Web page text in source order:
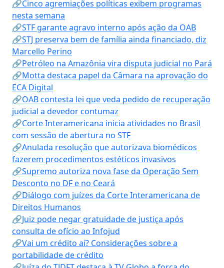
🔗Cinco agremiações políticas exibem programas
nesta semana
🔗STF garante agravo interno após ação da OAB
🔗STJ preserva bem de família ainda financiado, diz
Marcello Perino
🔗Petróleo na Amazônia vira disputa judicial no Pará
🔗Motta destaca papel da Câmara na aprovação do
ECA Digital
🔗OAB contesta lei que veda pedido de recuperação
judicial a devedor contumaz
🔗Corte Interamericana inicia atividades no Brasil
com sessão de abertura no STF
🔗Anulada resolução que autorizava biomédicos
fazerem procedimentos estéticos invasivos
🔗Supremo autoriza nova fase da Operação Sem
Desconto no DF e no Ceará
🔗Diálogo com juízes da Corte Interamericana de
Direitos Humanos
🔗Juiz pode negar gratuidade de justiça após
consulta de ofício ao Infojud
🔗Vai um crédito aí? Considerações sobre a
portabilidade de crédito